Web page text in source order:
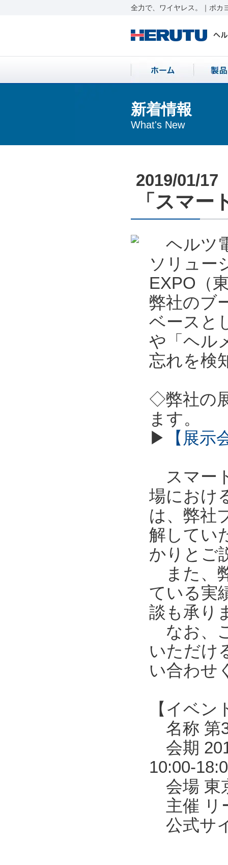
全力で、ワイヤレス。｜ポカ
新着情報
What's New
2019/01/17
「スマー
ヘルツ
ソリュー
EXPO（
弊社のブ
ベースと
や「ヘル
忘れを検
◇弊社の
ます。
▶
【展
スマー
場におけ
は、弊社
解してい
かりとご
また、
ている実
談も承り
なお、
いただけ
い合わせ
【イベン
名称 第
会期
10:00-
会場 東
主催 リ
公式サ